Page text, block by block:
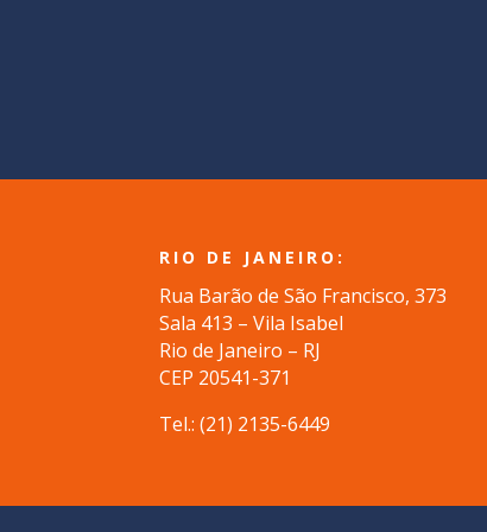
RIO DE JANEIRO:
Rua Barão de São Francisco, 373
Sala 413 – Vila Isabel
Rio de Janeiro – RJ
CEP 20541-371
Tel.: (21) 2135-6449